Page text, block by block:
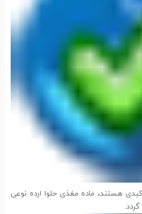
هستند، ماده مغذی حلوا ارده نوعی